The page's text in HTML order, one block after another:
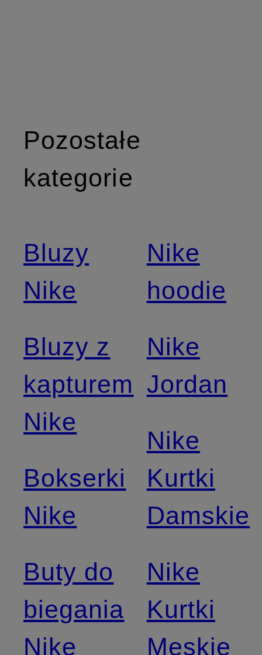
Pozostałe
kategorie
Bluzy
Nike
Bluzy z
kapturem
Nike
Bokserki
Nike
Buty do
biegania
Nike
Nike
hoodie
Nike
Jordan
Nike
Kurtki
Damskie
Nike
Kurtki
Męskie